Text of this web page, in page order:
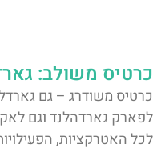
כרטיס משולב:
כרטיס משודרג – גם
לכל האטרקציות,